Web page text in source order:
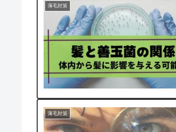
薄毛対策
薄毛対策